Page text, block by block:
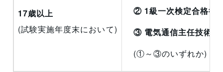
17歳以上
(試験実施年度末において)
② 1級一次検定合格後
③ 電気通信主任技術者
(①～③のいずれか)